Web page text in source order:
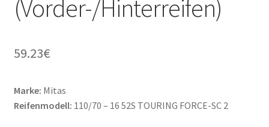
(Vorder-/Hinterreifen)
59.23€
Marke: Mitas
Reifenmodell: 110/70 – 16 52S TOURING FORCE-SC 2